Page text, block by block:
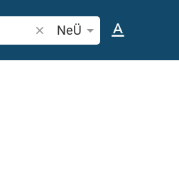
Bibelstelle oder Begriff suchen
NeÜ